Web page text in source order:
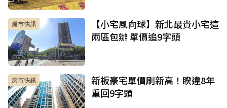
房市快訊
【小宅風向球】新北最貴小宅這
兩區包辦 單價追9字頭
房市快訊
新板豪宅單價刷新高！睽違8年
重回9字頭